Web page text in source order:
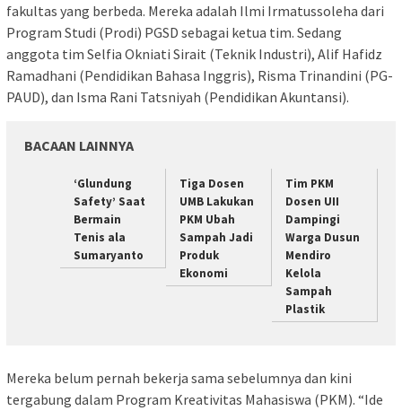
fakultas yang berbeda. Mereka adalah Ilmi Irmatussoleha dari
Program Studi (Prodi) PGSD sebagai ketua tim. Sedang
anggota tim Selfia Okniati Sirait (Teknik Industri), Alif Hafidz
Ramadhani (Pendidikan Bahasa Inggris), Risma Trinandini (PG-
PAUD), dan Isma Rani Tatsniyah (Pendidikan Akuntansi).
BACAAN LAINNYA
‘Glundung
Safety’ Saat
Bermain
Tenis ala
Sumaryanto
Tiga Dosen
UMB Lakukan
PKM Ubah
Sampah Jadi
Produk
Ekonomi
Tim PKM
Dosen UII
Dampingi
Warga Dusun
Mendiro
Kelola
Sampah
Plastik
Mereka belum pernah bekerja sama sebelumnya dan kini
tergabung dalam Program Kreativitas Mahasiswa (PKM). “Ide